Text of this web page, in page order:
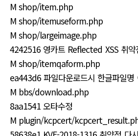
M shop/item.php
M shop/itemuseform.php
M shop/largeimage.php
4242516 영카트 Reflected XSS 취
M shop/itemqaform.php
ea443d6 파일다운로드시 한글파일명
M bbs/download.php
8aa1541 오타수정
M plugin/kcpcert/